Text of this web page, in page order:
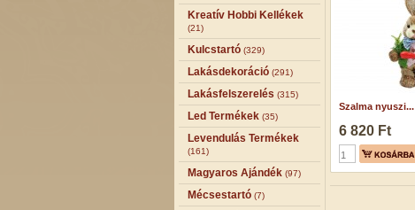
Kreatív Hobbi Kellékek
(21)
Kulcstartó (329)
Lakásdekoráció (291)
Lakásfelszerelés (315)
Led Termékek (35)
Levendulás Termékek
(161)
Magyaros Ajándék (97)
Mécsestartó (7)
Szalma nyuszi...
6 820 Ft